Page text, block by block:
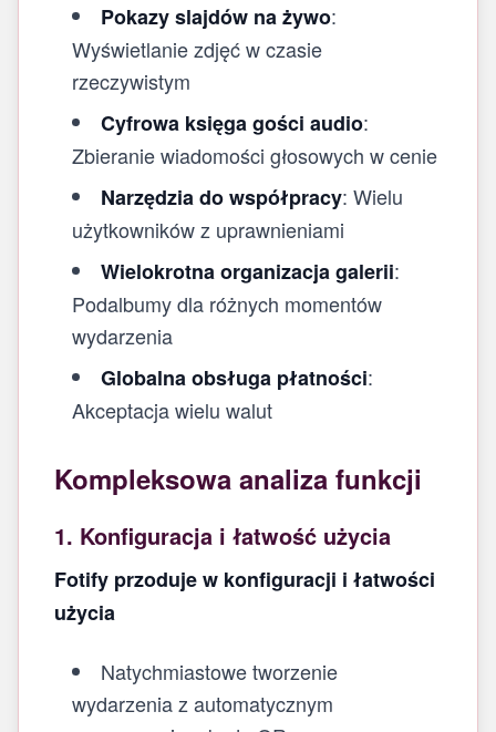
Pokazy slajdów na żywo:
Wyświetlanie zdjęć w czasie
rzeczywistym
Cyfrowa księga gości audio:
Zbieranie wiadomości głosowych w cenie
Narzędzia do współpracy: Wielu
użytkowników z uprawnieniami
Wielokrotna organizacja galerii:
Podalbumy dla różnych momentów
wydarzenia
Globalna obsługa płatności:
Akceptacja wielu walut
Kompleksowa analiza funkcji
1. Konfiguracja i łatwość użycia
Fotify przoduje w konfiguracji i łatwości
użycia
Natychmiastowe tworzenie
wydarzenia z automatycznym